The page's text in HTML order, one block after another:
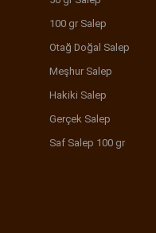
100 gr Salep
Otağ Doğal Salep
Meşhur Salep
Hakiki Salep
Gerçek Salep
Saf Salep 100 gr